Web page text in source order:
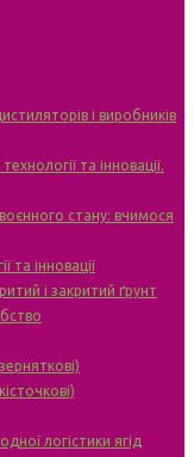
і виробників
та інновації.
стану: вчимося
та інновації
і закритий ґрунт
логістики ягід